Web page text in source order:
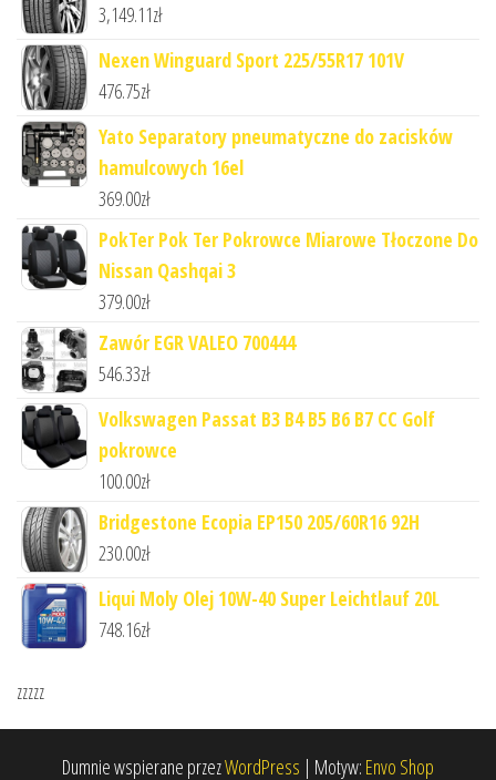
3,149.11zł
Nexen Winguard Sport 225/55R17 101V
476.75zł
Yato Separatory pneumatyczne do zacisków
hamulcowych 16el
369.00zł
PokTer Pok Ter Pokrowce Miarowe Tłoczone Do
Nissan Qashqai 3
379.00zł
Zawór EGR VALEO 700444
546.33zł
Volkswagen Passat B3 B4 B5 B6 B7 CC Golf
pokrowce
100.00zł
Bridgestone Ecopia EP150 205/60R16 92H
230.00zł
Liqui Moly Olej 10W-40 Super Leichtlauf 20L
748.16zł
zzzzz
Dumnie wspierane przezWordPress | Motyw: Envo Shop